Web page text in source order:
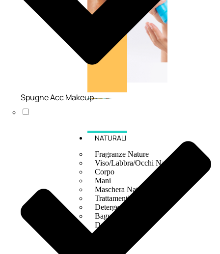
NATURALI
Fragranze Nature
Viso/Labbra/Occhi Nature
Corpo
Mani
Maschera Nature
Trattamenti Viso
Detergenza
Bagno Nature
Deodoranti
Spugne Acc Makeup